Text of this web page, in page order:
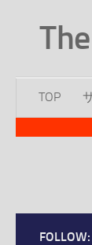
TOP
FOLLOW: